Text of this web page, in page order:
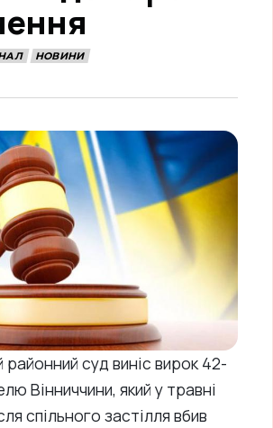
НОВИНИ
суд виніс вирок 42-
Вінниччини, який у травні
спільного застілля вбив